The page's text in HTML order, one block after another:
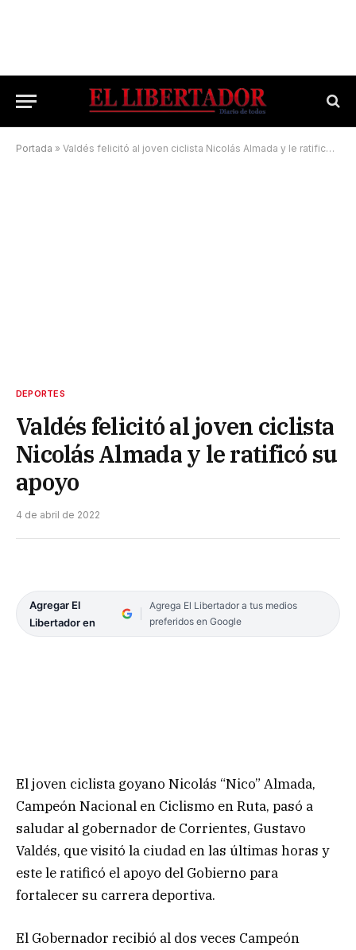
Portada » Valdés felicitó al joven ciclista Nicolás Almada y le ratificó su apoyo
DEPORTES
Valdés felicitó al joven ciclista
Nicolás Almada y le ratificó su
apoyo
4 de abril de 2022
Agregar El
Libertador en
Agrega El Libertador a tus medios
preferidos en Google
El joven ciclista goyano Nicolás “Nico” Almada,
Campeón Nacional en Ciclismo en Ruta, pasó a
saludar al gobernador de Corrientes, Gustavo
Valdés, que visitó la ciudad en las últimas horas y
este le ratificó el apoyo del Gobierno para
fortalecer su carrera deportiva.
El Gobernador recibió al dos veces Campeón